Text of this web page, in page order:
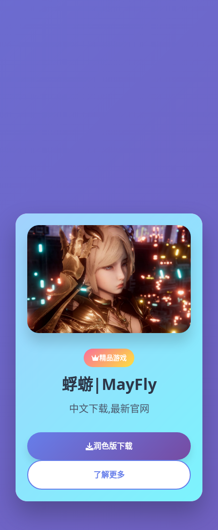
精品游戏
蜉蝣|MayFly
中文下载,最新官网
润色版下载
了解更多